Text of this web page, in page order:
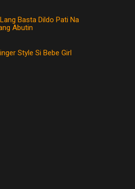
Basta Dildo Pati Na
Abutin
Style Si Bebe Girl